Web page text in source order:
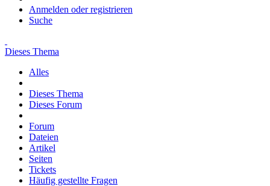
Anmelden oder registrieren
Suche
Dieses Thema
Alles
Dieses Thema
Dieses Forum
Forum
Dateien
Artikel
Seiten
Tickets
Häufig gestellte Fragen